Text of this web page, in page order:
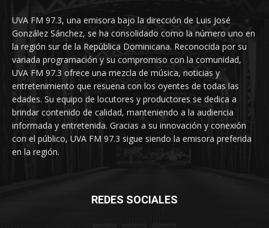
UVA FM 97.3, una emisora bajo la dirección de Luis José
González Sánchez, se ha consolidado como la número uno en
la región sur de la República Dominicana. Reconocida por su
variada programación y su compromiso con la comunidad,
UVA FM 97.3 ofrece una mezcla de música, noticias y
entretenimiento que resuena con los oyentes de todas las
edades. Su equipo de locutores y productores se dedica a
brindar contenido de calidad, manteniendo a la audiencia
informada y entretenida. Gracias a su innovación y conexión
con el público, UVA FM 97.3 sigue siendo la emisora preferida
en la región.
REDES SOCIALES